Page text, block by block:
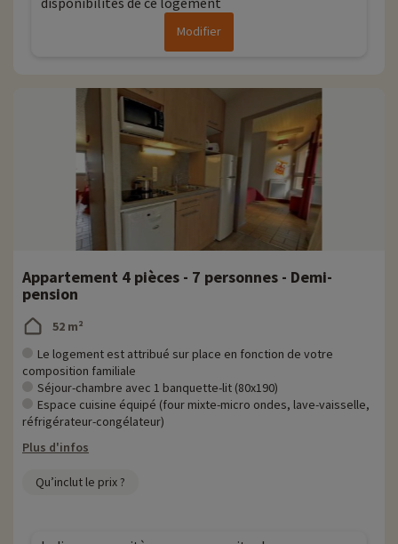
Modifier
Appartement 4 pièces - 7 personnes - Demi-
pension
52 m²
Le logement est attribué sur place en fonction de votre
composition familiale
Séjour-chambre avec 1 banquette-lit (80x190)
Espace cuisine équipé (four mixte-micro ondes, lave-vaisselle,
réfrigérateur-congélateur)
Plus d'infos
Qu’inclut le prix ?